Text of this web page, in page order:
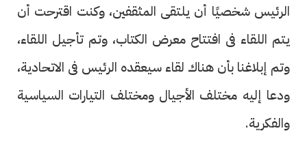
الرئيس شخصيًا أن يلتقى المثقفين، وكنت اقترحت أن
يتم اللقاء فى افتتاح معرض الكتاب، وتم تأجيل اللقاء،
وتم إبلاغنا بأن هناك لقاء سيعقده الرئيس فى الاتحادية،
ودعا إليه مختلف الأجيال ومختلف التيارات السياسية
والفكرية.